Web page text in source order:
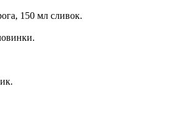
150 мл сливок.